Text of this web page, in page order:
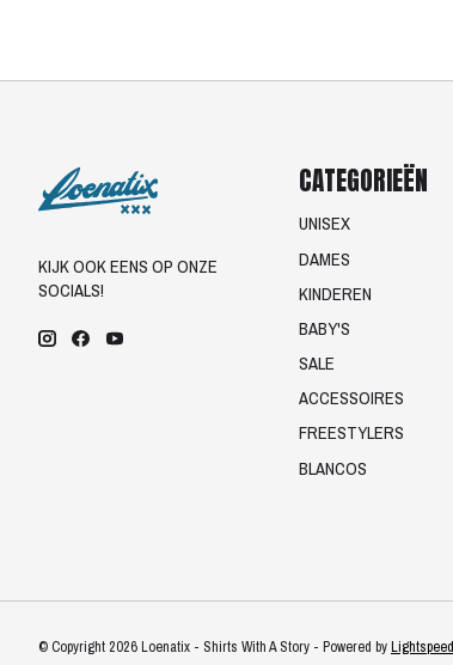
KIJK OOK EENS OP ONZE
SOCIALS!
CATEGORIEËN
UNISEX
DAMES
KINDEREN
BABY'S
SALE
ACCESSOIRES
FREESTYLERS
BLANCOS
© Copyright 2026 Loenatix - Shirts With A Story - Powered byLightspeed